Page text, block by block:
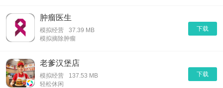
下载
肿瘤医生
模拟经营
37.39 MB
模拟摘除肿瘤
下载
老爹汉堡店
模拟经营
137.53 MB
轻松休闲